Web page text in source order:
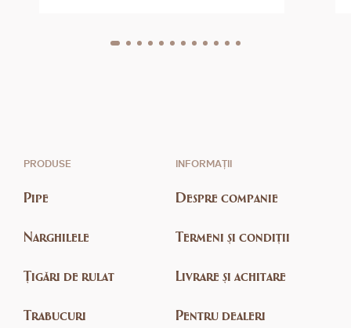
PRODUSE
Pipe
Narghilele
Țigări de rulat
Trabucuri
INFORMAȚII
Despre companie
Termeni și condiții
Livrare și achitare
Pentru dealeri